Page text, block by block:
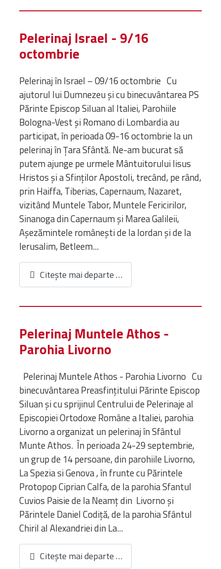
Pelerinaj Israel - 9/16
octombrie
Pelerinaj în Israel – 09/16 octombrie Cu
ajutorul lui Dumnezeu și cu binecuvântarea PS
Părinte Episcop Siluan al Italiei, Parohiile
Bologna-Vest și Romano di Lombardia au
participat, în perioada 09-16 octombrie la un
pelerinaj în Țara Sfântă. Ne-am bucurat să
putem ajunge pe urmele Mântuitorului Iisus
Hristos și a Sfinților Apostoli, trecând, pe rând,
prin Haiffa, Tiberias, Capernaum, Nazaret,
vizitând Muntele Tabor, Muntele Fericirilor,
Sinanoga din Capernaum și Marea Galileii,
Aşezămintele românești de la Iordan și de la
Ierusalim, Betleem...
Citește mai departe …
Pelerinaj Muntele Athos -
Parohia Livorno
Pelerinaj Muntele Athos - Parohia Livorno Cu
binecuvântarea Preasfințitului Părinte Episcop
Siluan și cu sprijinul Centrului de Pelerinaje al
Episcopiei Ortodoxe Române a Italiei, parohia
Livorno a organizat un pelerinaj în Sfântul
Munte Athos. În perioada 24-29 septembrie,
un grup de 14 persoane, din parohiile Livorno,
La Spezia si Genova , în frunte cu Părintele
Protopop Ciprian Calfa, de la parohia Sfantul
Cuvios Paisie de la Neamț din Livorno și
Părintele Daniel Codiță, de la parohia Sfântul
Chiril al Alexandriei din La...
Citește mai departe …